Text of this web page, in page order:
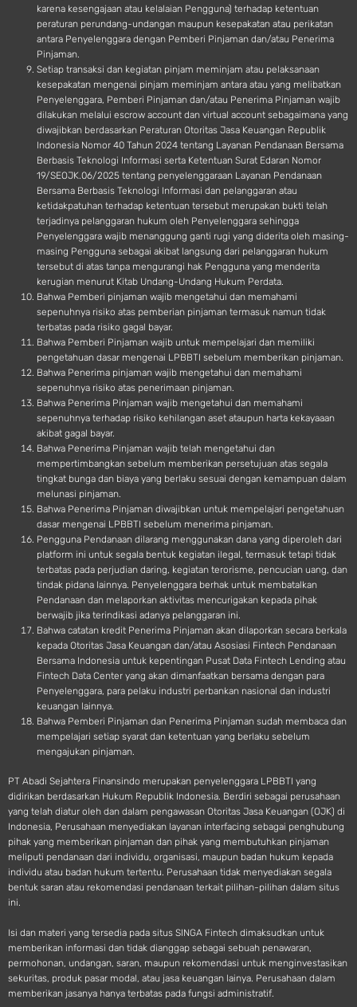
karena kesengajaan atau kelalaian Pengguna) terhadap ketentuan
peraturan perundang-undangan maupun kesepakatan atau perikatan
antara Penyelenggara dengan Pemberi Pinjaman dan/atau Penerima
Pinjaman.
Setiap transaksi dan kegiatan pinjam meminjam atau pelaksanaan
kesepakatan mengenai pinjam meminjam antara atau yang melibatkan
Penyelenggara, Pemberi Pinjaman dan/atau Penerima Pinjaman wajib
dilakukan melalui escrow account dan virtual account sebagaimana yang
diwajibkan berdasarkan Peraturan Otoritas Jasa Keuangan Republik
Indonesia Nomor 40 Tahun 2024 tentang Layanan Pendanaan Bersama
Berbasis Teknologi Informasi serta Ketentuan Surat Edaran Nomor
19/SEOJK.06/2025 tentang penyelenggaraan Layanan Pendanaan
Bersama Berbasis Teknologi Informasi dan pelanggaran atau
ketidakpatuhan terhadap ketentuan tersebut merupakan bukti telah
terjadinya pelanggaran hukum oleh Penyelenggara sehingga
Penyelenggara wajib menanggung ganti rugi yang diderita oleh masing-
masing Pengguna sebagai akibat langsung dari pelanggaran hukum
tersebut di atas tanpa mengurangi hak Pengguna yang menderita
kerugian menurut Kitab Undang-Undang Hukum Perdata.
Bahwa Pemberi pinjaman wajib mengetahui dan memahami
sepenuhnya risiko atas pemberian pinjaman termasuk namun tidak
terbatas pada risiko gagal bayar.
Bahwa Pemberi Pinjaman wajib untuk mempelajari dan memiliki
pengetahuan dasar mengenai LPBBTI sebelum memberikan pinjaman.
Bahwa Penerima pinjaman wajib mengetahui dan memahami
sepenuhnya risiko atas penerimaan pinjaman.
Bahwa Penerima Pinjaman wajib mengetahui dan memahami
sepenuhnya terhadap risiko kehilangan aset ataupun harta kekayaaan
akibat gagal bayar.
Bahwa Penerima Pinjaman wajib telah mengetahui dan
mempertimbangkan sebelum memberikan persetujuan atas segala
tingkat bunga dan biaya yang berlaku sesuai dengan kemampuan dalam
melunasi pinjaman.
Bahwa Penerima Pinjaman diwajibkan untuk mempelajari pengetahuan
dasar mengenai LPBBTI sebelum menerima pinjaman.
Pengguna Pendanaan dilarang menggunakan dana yang diperoleh dari
platform ini untuk segala bentuk kegiatan ilegal, termasuk tetapi tidak
terbatas pada perjudian daring, kegiatan terorisme, pencucian uang, dan
tindak pidana lainnya. Penyelenggara berhak untuk membatalkan
Pendanaan dan melaporkan aktivitas mencurigakan kepada pihak
berwajib jika terindikasi adanya pelanggaran ini.
Bahwa catatan kredit Penerima Pinjaman akan dilaporkan secara berkala
kepada Otoritas Jasa Keuangan dan/atau Asosiasi Fintech Pendanaan
Bersama Indonesia untuk kepentingan Pusat Data Fintech Lending atau
Fintech Data Center yang akan dimanfaatkan bersama dengan para
Penyelenggara, para pelaku industri perbankan nasional dan industri
keuangan lainnya.
Bahwa Pemberi Pinjaman dan Penerima Pinjaman sudah membaca dan
mempelajari setiap syarat dan ketentuan yang berlaku sebelum
mengajukan pinjaman.
PT Abadi Sejahtera Finansindo merupakan penyelenggara LPBBTI yang
didirikan berdasarkan Hukum Republik Indonesia. Berdiri sebagai perusahaan
yang telah diatur oleh dan dalam pengawasan Otoritas Jasa Keuangan (OJK) di
Indonesia, Perusahaan menyediakan layanan interfacing sebagai penghubung
pihak yang memberikan pinjaman dan pihak yang membutuhkan pinjaman
meliputi pendanaan dari individu, organisasi, maupun badan hukum kepada
individu atau badan hukum tertentu. Perusahaan tidak menyediakan segala
bentuk saran atau rekomendasi pendanaan terkait pilihan-pilihan dalam situs
ini.
Isi dan materi yang tersedia pada situs SINGA Fintech dimaksudkan untuk
memberikan informasi dan tidak dianggap sebagai sebuah penawaran,
permohonan, undangan, saran, maupun rekomendasi untuk menginvestasikan
sekuritas, produk pasar modal, atau jasa keuangan lainya. Perusahaan dalam
memberikan jasanya hanya terbatas pada fungsi administratif.